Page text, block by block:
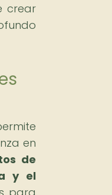
crear
en
de
y el